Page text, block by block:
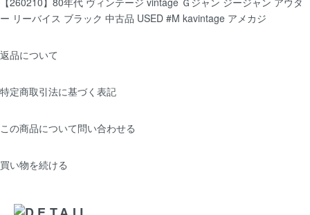
ー リーバイス ブラック 中古品 USED #M kavintage アメカジ
返品について
特定商取引法に基づく表記
この商品について問い合わせる
買い物を続ける